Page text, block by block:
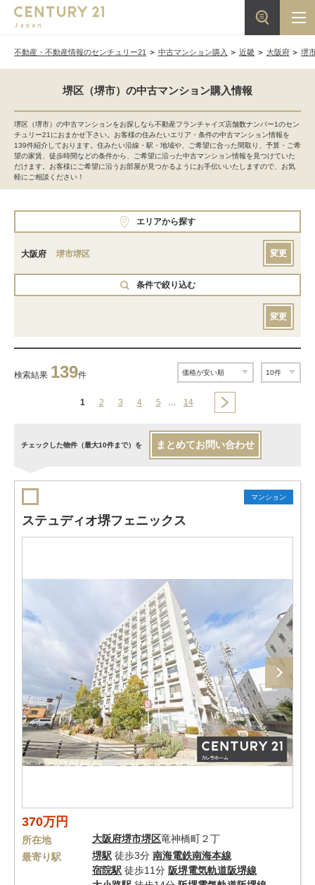
不動産・不動産情報のセンチュリー21 中古マンション購入 近畿 大阪府 堺
堺区（堺市）の中古マンション購入情報
堺区（堺市）の中古マンションをお探しなら不動産フランチャイズ店舗数ナンバー1のセン
チュリー21におまかせ下さい。お客様の住みたいエリア・条件の中古マンション情報を
139件紹介しております。住みたい沿線・駅・地域や、ご希望に合った間取り、予算・ご希
望の家賃、徒歩時間などの条件から、ご希望に沿った中古マンション情報を見つけていた
だけます。お客様にご希望に沿うお部屋が見つかるようにお手伝いいたしますので、お気
軽にご相談ください！
エリアから探す
大阪府 堺市堺区 変更
条件で絞り込む
変更
検索結果 139件
1 2 3 4 5 … 14
チェックした物件（最大10件まで）を まとめてお問い合わせ
マンション
ステュディオ堺フェニックス
370万円
所在地 大阪府堺市堺区竜神橋町２丁
最寄り駅
堺駅 徒歩3分 南海電鉄南海本線
宿院駅 徒歩11分 阪堺電気軌道阪堺線